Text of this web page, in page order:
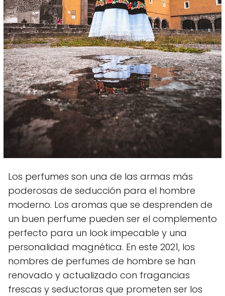
Los perfumes son una de las armas más
poderosas de seducción para el hombre
moderno. Los aromas que se desprenden de
un buen perfume pueden ser el complemento
perfecto para un look impecable y una
personalidad magnética. En este 2021, los
nombres de perfumes de hombre se han
renovado y actualizado con fragancias
frescas y seductoras que prometen ser los